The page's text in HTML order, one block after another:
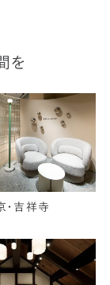
を
・吉祥寺